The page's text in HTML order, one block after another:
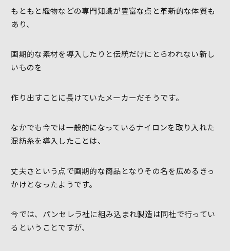
もともと織物などの専門知識が豊富な点と革新的な体質も
あり、
画期的な素材を導入したりと伝統だけにとらわれない新し
いものを
作り出すことに長けていたメーカーだそうです。
なかでも今では一般的になっているナイロンを取り入れた
混紡糸を導入したことは、
丈夫さという点で画期的な商品となりその名を広めるきっ
かけとなったようです。
今では、パンセレラ社に組み込まれ製造は同社で行ってい
るということですが、